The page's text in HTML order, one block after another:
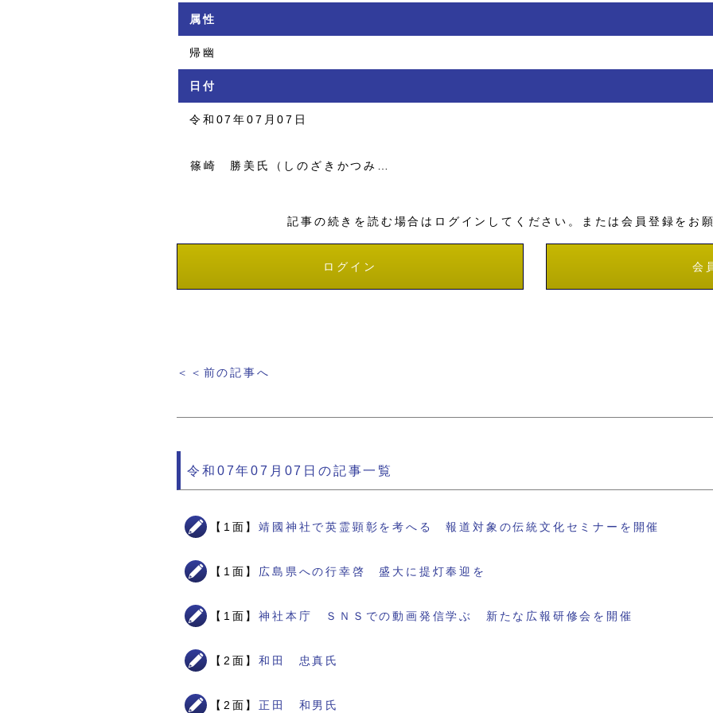
属性
帰幽
日付
令和07年07月07日
篠崎 勝美氏（しのざきかつみ…
記事の続きを読む場合はログインしてください。または会員登録をお
ログイン 会
＜＜前の記事へ
令和07年07月07日の記事一覧
【1面】靖國神社で英霊顕彰を考へる 報道対象の伝統文化セミナーを開催
【1面】 広島県への行幸啓 盛大に提灯奉迎を
【1面】神社本庁 ＳＮＳでの動画発信学ぶ 新たな広報研修会を開催
【2面】和田 忠真氏
【2面】正田 和男氏